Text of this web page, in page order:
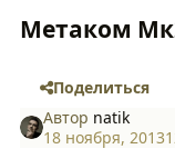
Метаком
Поделиться
Автор natik
18 ноября, 2013